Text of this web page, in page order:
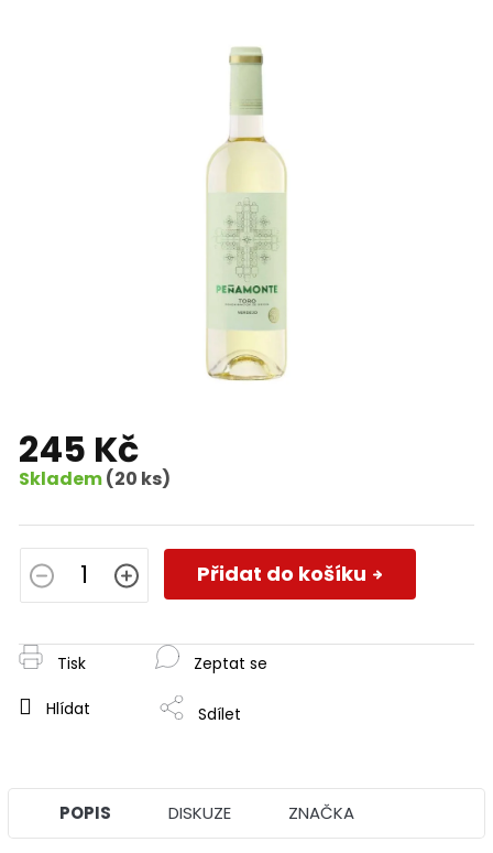
245 Kč
Skladem(20 ks)
Měrná
cena:
Přidat do košíku
Tisk Zeptat se
Hlídat Sdílet
POPIS DISKUZE ZNAČKA